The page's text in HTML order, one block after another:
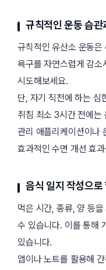
규칙적인 운동 습관
규칙적인 유산소 운동은
욕구를 자연스럽게 감
시도해보세요.
단, 자기 직전에 하는 심
취침 최소 3시간 전에는
관리 애플리케이션이나
효과적인 수면 개선 효
음식 일지 작성으로
먹은 시간, 종류, 양 등
수 있습니다. 이를 통해
있습니다.
앱이나 노트를 활용해